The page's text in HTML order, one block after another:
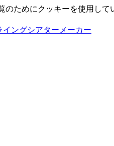
のためにクッキーを使用して
イングシアターメーカー